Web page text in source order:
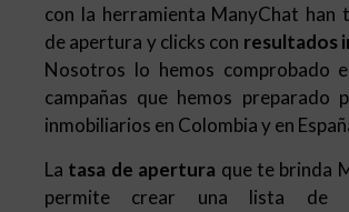
con la herramienta ManyChat han
de apertura y clicks con resultados
Nosotros lo hemos comprobado
campañas que hemos preparado
inmobiliarios en Colombia y en
La tasa de apertura que te brinda
permite crear una lista de